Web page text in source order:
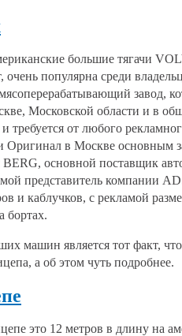
большие тягачи
популярна среди
завод,
Московской области и в
и требуется от любого
Оригинал в Москве основным
основной поставщик
представитель компании
и каблучков, с рекламой
бортах.
машин является тот факт,
а об этом чуть подробнее.
это 12 метров в длину на